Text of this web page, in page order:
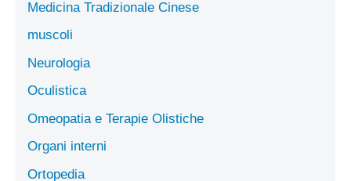
Medicina Tradizionale Cinese
muscoli
Neurologia
Oculistica
Omeopatia e Terapie Olistiche
Organi interni
Ortopedia